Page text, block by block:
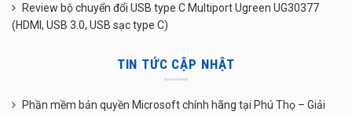
Review bộ chuyển đổi USB type C Multiport Ugreen UG30377
(HDMI, USB 3.0, USB sạc type C)
TIN TỨC CẬP NHẬT
Phần mềm bản quyền Microsoft chính hãng tại Phú Thọ – Giải